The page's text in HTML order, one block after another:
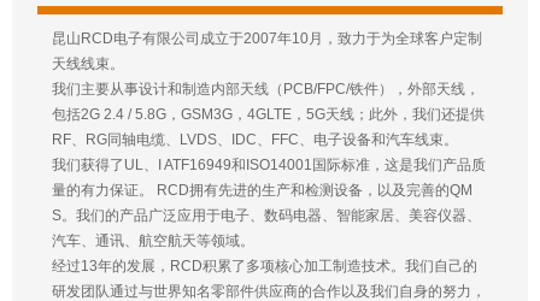
昆山RCD电子有限公司成立于2007年10月，致力于为全球客户定制
天线线束。
我们主要从事设计和制造内部天线（PCB/FPC/铁件），外部天线，
包括2G 2.4 / 5.8G，GSM3G，4GLTE，5G天线；此外，我们还提供
RF、RG同轴电缆、LVDS、IDC、FFC、电子设备和汽车线束。
我们获得了UL、I ATF16949和ISO14001国际标准，这是我们产品质
量的有力保证。 RCD拥有先进的生产和检测设备，以及完善的QM
S。我们的产品广泛应用于电子、数码电器、智能家居、美容仪器、
汽车、通讯、航空航天等领域。
经过13年的发展，RCD积累了多项核心加工制造技术。我们自己的
研发团队通过与世界知名零部件供应商的合作以及我们自身的努力，